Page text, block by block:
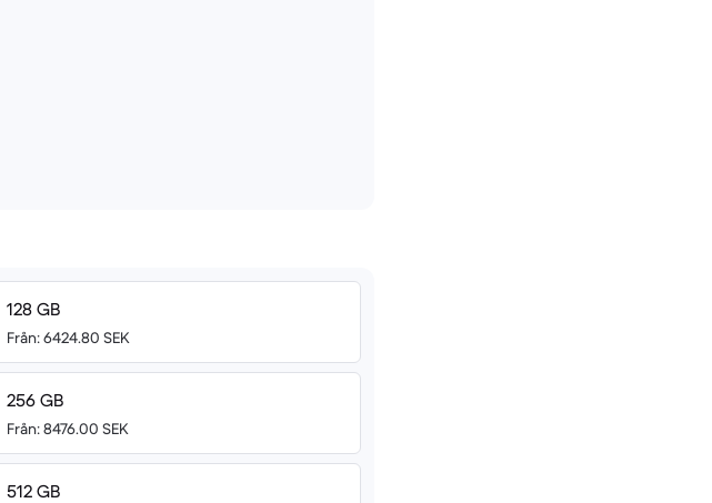
128 GB
Från: 6424.80 SEK
256 GB
Från: 8476.00 SEK
512 GB